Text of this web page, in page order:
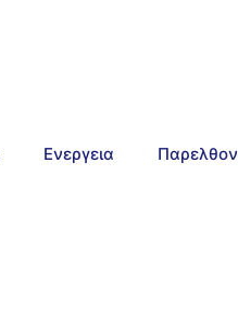
Ενεργεια Παρελθον